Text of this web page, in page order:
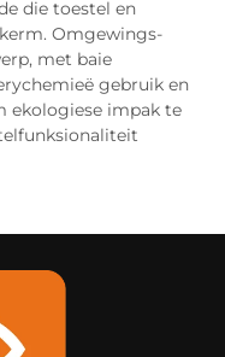
die toestel en
Omgewings-
met baie
gebruik en
ekologiese impak te